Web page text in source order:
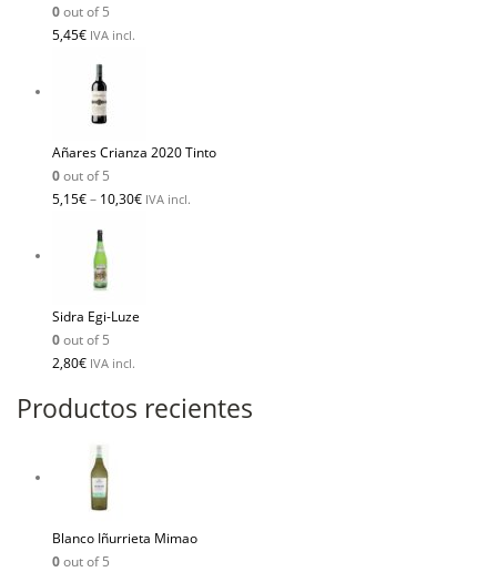
0out of 5
5,45€ IVA incl.
Añares Crianza 2020 Tinto
0out of 5
5,15€– 10,30€ IVA incl.
Sidra Egi-Luze
0out of 5
2,80€ IVA incl.
Productos recientes
Blanco Iñurrieta Mimao
0out of 5